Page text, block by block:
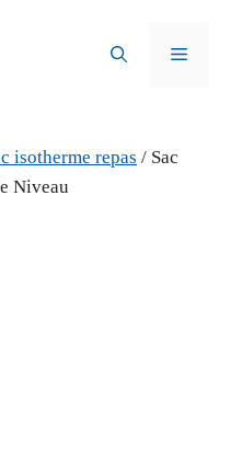
Menu
isotherme repas / Sac
Niveau